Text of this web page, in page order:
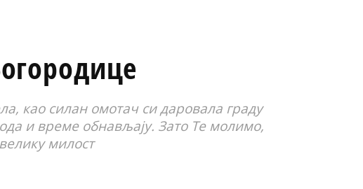
као силан омотач си даровала граду
и време обнављају. Зато Те молимо,
милост